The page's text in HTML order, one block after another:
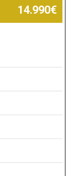
14.990€